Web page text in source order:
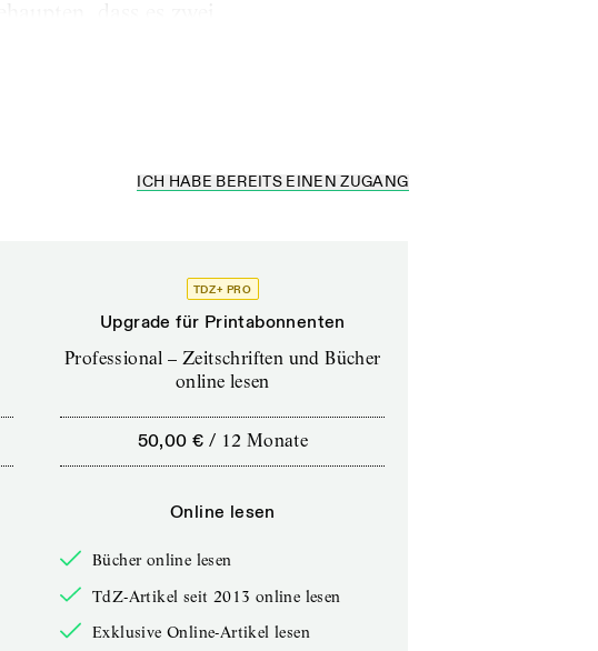
ICH HABE BEREITS EINEN ZUGANG
TDZ+ PRO
Upgrade für Printabonnenten
Professional – Zeitschriften und Bücher
online lesen
50,00 € / 12 Monate
Online lesen
Bücher online lesen
TdZ-Artikel seit 2013 online lesen
Exklusive Online-Artikel lesen